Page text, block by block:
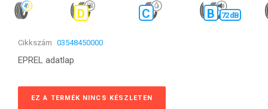
D C B 72 dB
Cikkszám 03548450000
EPREL adatlap
EZ A TERMÉK NINCS KÉSZLETEN